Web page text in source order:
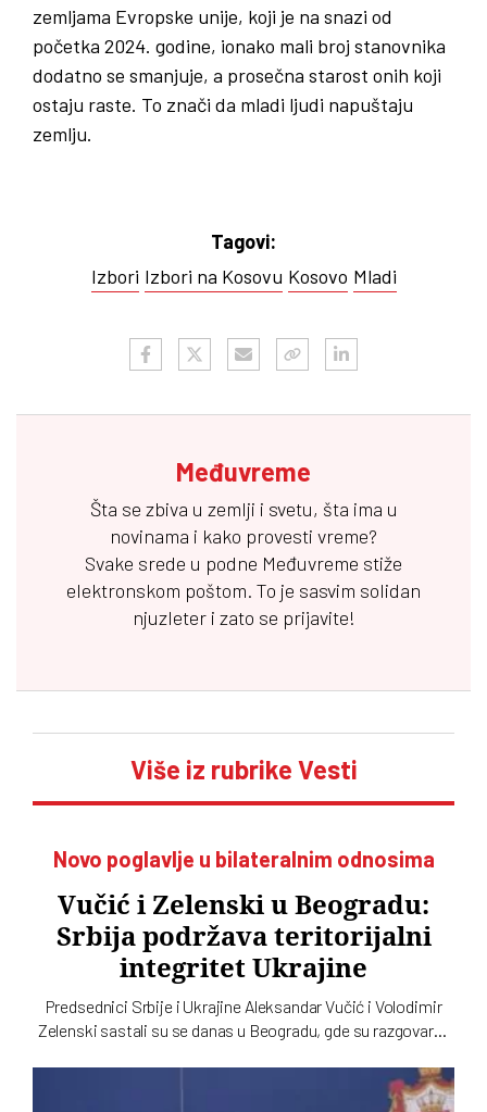
zemljama Evropske unije, koji je na snazi od
početka 2024. godine, ionako mali broj stanovnika
dodatno se smanjuje, a prosečna starost onih koji
ostaju raste. To znači da mladi ljudi napuštaju
zemlju.
Tagovi:
Izbori Izbori na Kosovu Kosovo Mladi
Međuvreme
Šta se zbiva u zemlji i svetu, šta ima u
novinama i kako provesti vreme?
Svake srede u podne Međuvreme stiže
elektronskom poštom. To je sasvim solidan
njuzleter i zato se prijavite!
Više iz rubrike Vesti
Novo poglavlje u bilateralnim odnosima
Vučić i Zelenski u Beogradu:
Srbija podržava teritorijalni
integritet Ukrajine
Predsednici Srbije i Ukrajine Aleksandar Vučić i Volodimir
Zelenski sastali su se danas u Beogradu, gde su razgovarali
bezbednosti. Vučić je poručio da Srbija podržava teritorijalni